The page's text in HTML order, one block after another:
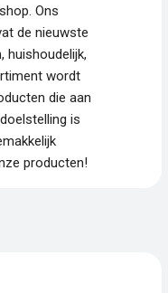
Ons
de nieuwste
huishoudelijk,
wordt
die aan
is
producten!